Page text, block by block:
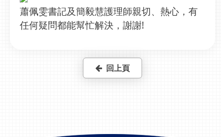
蕭佩雯書記及簡毅慧護理師親切、熱心，有
任何疑問都能幫忙解決，謝謝!
回上頁